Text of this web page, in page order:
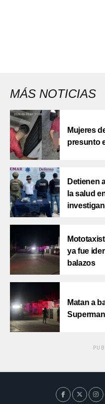
MÁS NOTICIAS
Mujeres
presunto
Detienen
la salud
ya fue
balazos
Matan a